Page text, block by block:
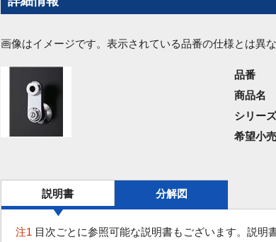
画像はイメージです。表示されている品番の仕様とは異
品番
商品名
シリー
希望小
説明書 分解図
注1 目次ごとに参照可能な説明書もございます。説明